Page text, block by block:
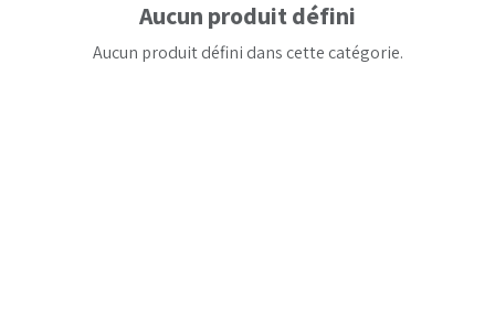
Aucun produit défini
Aucun produit défini dans cette catégorie.